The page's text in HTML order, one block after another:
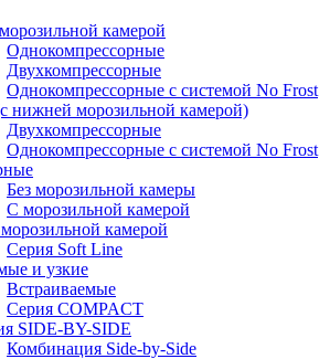
камерой
Однокомпрессорные
Двухкомпрессорные
Однокомпрессорные с системой No Frost
нижней морозильной камерой)
Двухкомпрессорные
Однокомпрессорные с системой No Frost
Без морозильной камеры
С морозильной камерой
камерой
Серия Soft Line
и узкие
Встраиваемые
Серия СOMPACT
SIDE-BY-SIDE
Комбинация Side-by-Side